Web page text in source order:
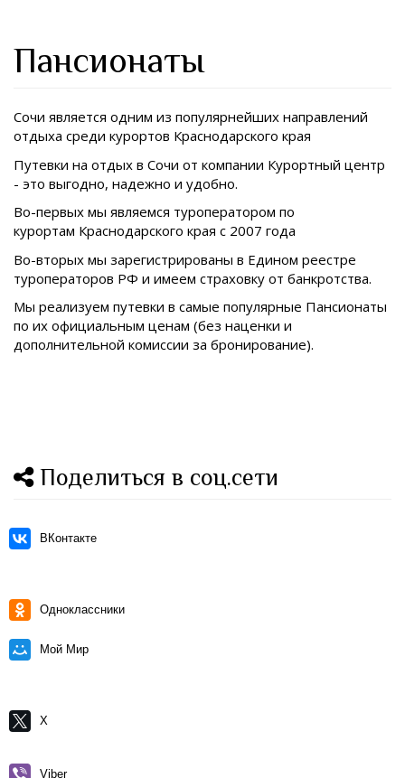
Пансионаты
Сочи является одним из популярнейших направлений
отдыха среди курортов Краснодарского края
Путевки на отдых в Сочи от компании Курортный центр
- это выгодно, надежно и удобно.
Во-первых мы являемся туроператором по
курортам Краснодарского края с 2007 года
Во-вторых мы зарегистрированы в Едином реестре
туроператоров РФ и имеем страховку от банкротства.
Мы реализуем путевки в самые популярные Пансионаты
по их официальным ценам (без наценки и
дополнительной комиссии за бронирование).
Поделиться в соц.сети
ВКонтакте
Одноклассники
Мой Мир
X
Viber